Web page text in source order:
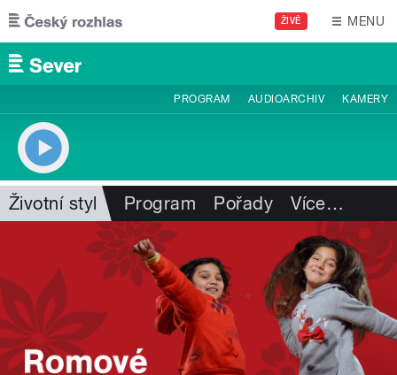
Přejít k hlavnímu obsahu
ŽIVĚ MENU
PROGRAM AUDIOARCHIV KAMERY
Životní styl Program Pořady Více…